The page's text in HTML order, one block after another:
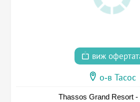
виж
о-в Тасос
Thassos Grand Resort -